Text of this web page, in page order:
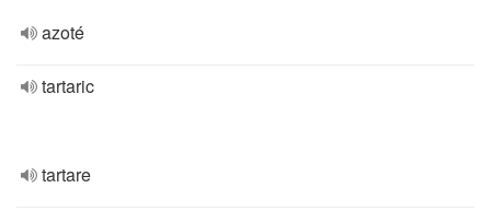
azoté
tartaric
tartare